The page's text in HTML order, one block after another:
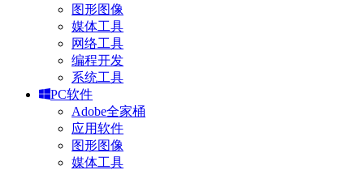
图形图像
媒体工具
网络工具
编程开发
系统工具
PC软件
Adobe全家桶
应用软件
图形图像
媒体工具